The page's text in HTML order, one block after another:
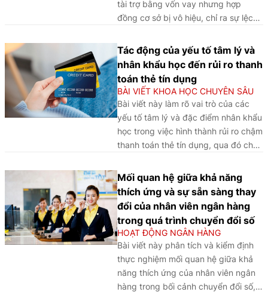
tài trợ bằng vốn vay nhưng hợp
đồng cơ sở bị vô hiệu, chỉ ra sự lệch
lập của L/C và logic kiểm soát rủi ro
của cấp tín dụng, từ đó đề xuất vai
trò của biện pháp khẩn cấp tạm thời
như một “cầu nối” nhằm trì hoãn
thanh toán, hạn chế tổn thất và
hướng tới hài hòa hai tuyến pháp lý
trong thực tiễn ngân hàng.
Tác động của yếu tố tâm lý và
nhân khẩu học đến rủi ro thanh
toán thẻ tín dụng
BÀI VIẾT KHOA HỌC CHUYÊN SÂU
Bài viết này làm rõ vai trò của các
yếu tố tâm lý và đặc điểm nhân khẩu
học trong việc hình thành rủi ro chậm
thanh toán thẻ tín dụng, qua đó cho
nhận rủi ro tài chính, cùng với các
yếu tố như hôn nhân, học vấn, nghề
nghiệp và thu nhập, có ảnh hưởng
đáng kể đến khả năng trả nợ của
người dùng, đồng thời cung cấp cơ
sở thực nghiệm quan trọng cho quản
lý rủi ro và hoạch định chính sách tín
dụng tiêu dùng.
Mối quan hệ giữa khả năng
thích ứng và sự sẵn sàng thay
đổi của nhân viên ngân hàng
trong quá trình chuyển đổi số
HOẠT ĐỘNG NGÂN HÀNG
Bài viết này phân tích và kiểm định
thực nghiệm mối quan hệ giữa khả
năng thích ứng của nhân viên ngân
hàng trong bối cảnh chuyển đổi số,